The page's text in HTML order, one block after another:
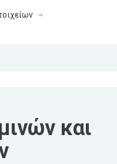
και